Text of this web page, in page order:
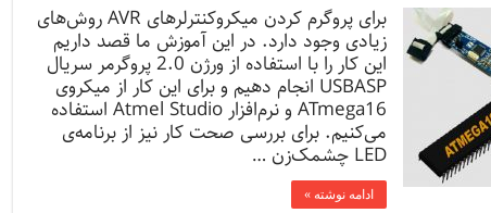
برای پروگرم کردن میکروکنترلرهای AVR روش‌های
زیادی وجود دارد. در این آموزش ما قصد داریم
این کار را با استفاده از ورژن 2.0 پروگرمر سریال
USBASP انجام دهیم و برای این کار از میکروی
ATmega16 و نرم‌افزار Atmel Studio استفاده
می‌کنیم. برای بررسی صحت کار نیز از برنامه‌ی
LED چشمک‌زن …
ادامه نوشته »